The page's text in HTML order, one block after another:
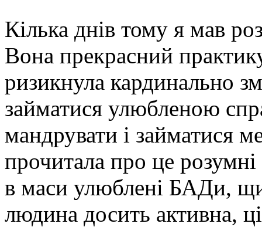
Кілька днів тому я мав
Вона прекрасний
ризикнула кардинально
займатися улюбленою
мандрувати і займатися
прочитала про це
в маси улюблені БАДи,
людина досить активна,